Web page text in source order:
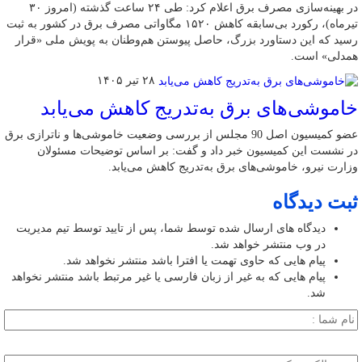
در بهینه‌سازی مصرف برق اعلام کرد: طی ۲۴ ساعت گذشته (امروز ۳۰
تیرماه)، رکورد بی‌سابقه کاهش ۱۵۲۰ مگاواتی مصرف برق در کشور به ثبت
رسید که این دستاورد بزرگ، حاصل پیوستن هم‌وطنان به پویش ملی «قرار
همدلی» است.
۲۸ تیر ۱۴۰۵
خاموشی‌های برق به‌تدریج کاهش می‌یابد
عضو کمیسیون اصل 90 مجلس از بررسی وضعیت خاموشی‌ها و ناترازی برق
در نشست این کمیسیون خبر داد و گفت: بر اساس توضیحات مسئولان
وزارت نیرو، خاموشی‌های برق به‌تدریج کاهش می‌یابد.
ثبت دیدگاه
دیدگاه های ارسال شده توسط شما، پس از تایید توسط تیم مدیریت
در وب منتشر خواهد شد.
پیام هایی که حاوی تهمت یا افترا باشد منتشر نخواهد شد.
پیام هایی که به غیر از زبان فارسی یا غیر مرتبط باشد منتشر نخواهد
شد.